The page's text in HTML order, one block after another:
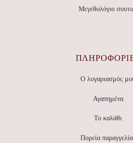
Μεγεθολόγιο
Ο λογαριασμός
Αγαπημένα
Το καλάθι
Πορεία